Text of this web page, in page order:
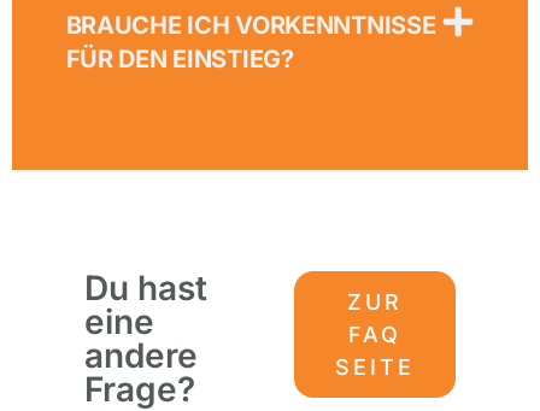
BRAUCHE ICH VORKENNTNISSE
FÜR DEN EINSTIEG?
Du hast
eine
andere
Frage?
ZUR
FAQ
SEITE